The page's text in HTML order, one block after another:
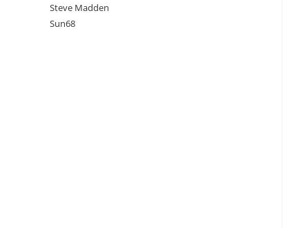
Steve Madden
Sun68